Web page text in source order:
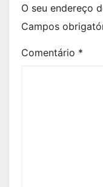
O seu endereço
Campos
Comentário *